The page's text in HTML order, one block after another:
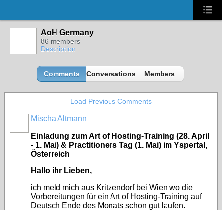
AoH Germany
86 members
Description
Comments Conversations Members
Load Previous Comments
Mischa Altmann
Einladung zum Art of Hosting-Training (28. April
- 1. Mai) & Practitioners Tag (1. Mai) im Yspertal,
Österreich
Hallo ihr Lieben,
ich meld mich aus Kritzendorf bei Wien wo die
Vorbereitungen für ein Art of Hosting-Training auf
Deutsch Ende des Monats schon gut laufen.